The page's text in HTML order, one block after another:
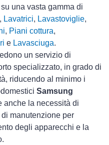
una vasta gamma di
Lavatrici, Lavastoviglie,
, Piani cottura,
e Lavasciuga.
un servizio di
specializzato, in grado di
riducendo al minimo i
Samsung
anche la necessità di
manutenzione per
degli apparecchi e la